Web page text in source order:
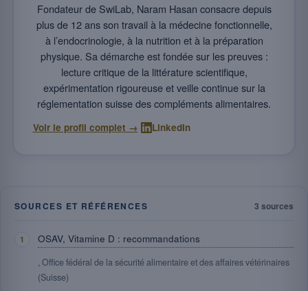
Fondateur de SwiLab, Naram Hasan consacre depuis
plus de 12 ans son travail à la médecine fonctionnelle,
à l’endocrinologie, à la nutrition et à la préparation
physique. Sa démarche est fondée sur les preuves :
lecture critique de la littérature scientifique,
expérimentation rigoureuse et veille continue sur la
réglementation suisse des compléments alimentaires.
Voir le profil complet → LinkedIn
SOURCES ET RÉFÉRENCES 3 sources
OSAV, Vitamine D : recommandations
, Office fédéral de la sécurité alimentaire et des affaires vétérinaires
(Suisse)